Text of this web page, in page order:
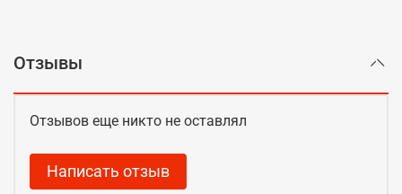
Отзывы
Отзывов еще никто не оставлял
Написать отзыв